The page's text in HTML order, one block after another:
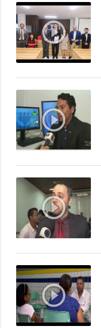
play_circle_outline
play_circle_outline
play_circle_outline
play_circle_outline